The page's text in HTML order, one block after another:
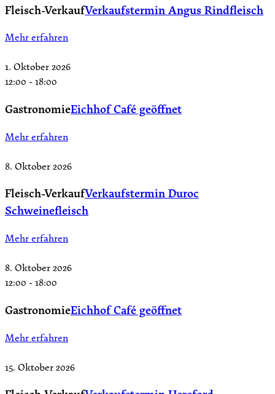
Fleisch-VerkaufVerkaufstermin Angus Rindfleisch
Mehr erfahren
1. Oktober 2026
12:00 -18:00
GastronomieEichhof Café geöffnet
Mehr erfahren
8. Oktober 2026
Fleisch-VerkaufVerkaufstermin Duroc
Schweinefleisch
Mehr erfahren
8. Oktober 2026
12:00 -18:00
GastronomieEichhof Café geöffnet
Mehr erfahren
15. Oktober 2026